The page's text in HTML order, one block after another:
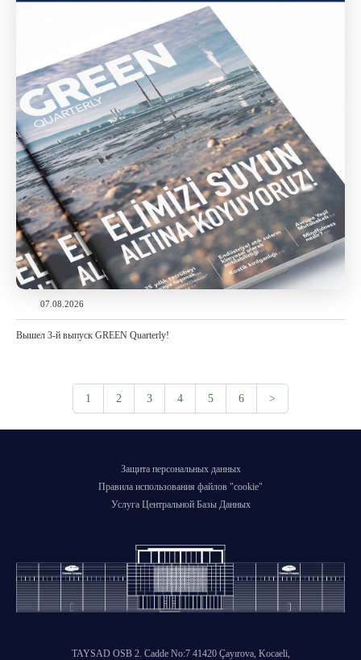
07.08.2026
Вышел 3-й выпуск GREEN Quarterly!
1 2 3 4 5 6 >
Защита персональных данных
Правила использования файлов "cookie"
Услуга Центральной Базы Данных
TAYSAD OSB 2. Cadde No:7 41420 Çayırova, Kocaeli,